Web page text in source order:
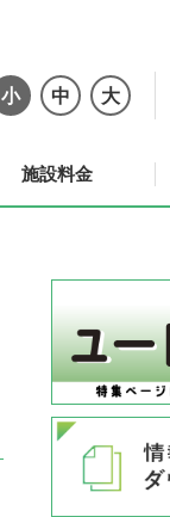
小 中 大
施設料金